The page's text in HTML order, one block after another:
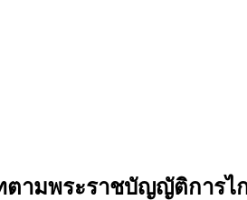
ามพระราชบัญญัติการไ